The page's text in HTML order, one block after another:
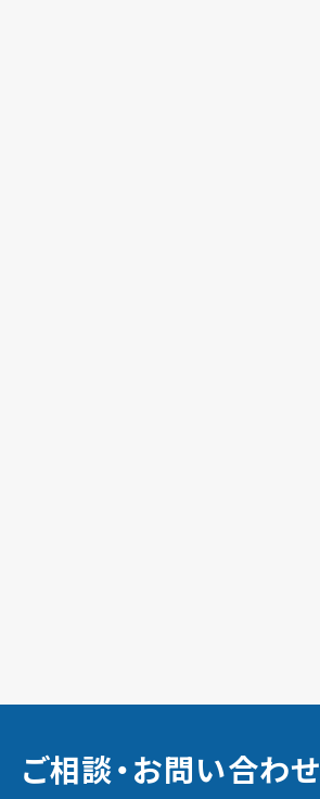
ご相談・お問い合わせ